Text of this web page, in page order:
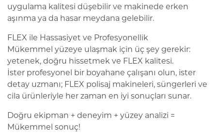
uygulama kalitesi düşebilir ve makinede erken
aşınma ya da hasar meydana gelebilir.
FLEX ile Hassasiyet ve Profesyonellik
Mükemmel yüzeye ulaşmak için üç şey gerekir:
yetenek, doğru hissetmek ve FLEX kalitesi.
İster profesyonel bir boyahane çalışanı olun, ister
detay uzmanı; FLEX polisaj makineleri, süngerleri ve
cila ürünleriyle her zaman en iyi sonuçları sunar.
Doğru ekipman + deneyim + yüzey analizi =
Mükemmel sonuç!